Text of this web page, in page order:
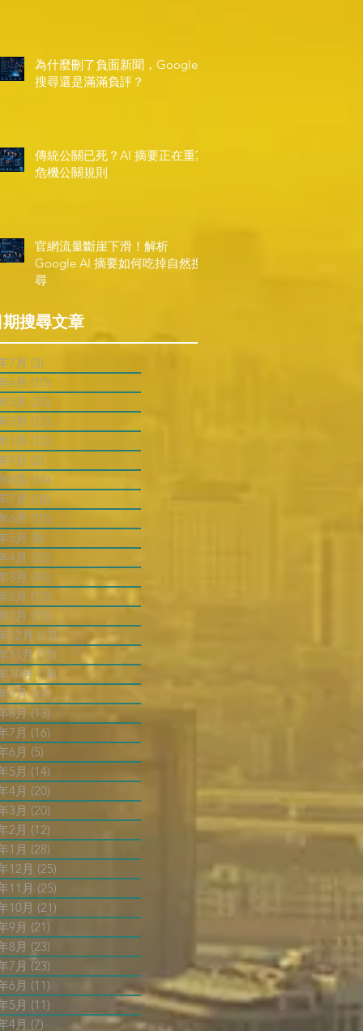
為什麼刪了負面新聞，Google
搜尋還是滿滿負評？
傳統公關已死？AI 摘要正在重寫
危機公關規則
官網流量斷崖下滑！解析
Google AI 摘要如何吃掉自然搜
尋
搜尋文章
7月 (3)
6月 (10)
5月 (23)
3月 (12)
1月 (12)
9月 (2)
8月 (14)
7月 (18)
6月 (10)
5月 (8)
4月 (23)
3月 (16)
2月 (13)
1月 (15)
12月 (17)
11月 (17) 17 篇文章
10月 (14)
9月 (14)
8月 (13)
7月 (16)
6月 (5)
5月 (14)
4月 (20)
3月 (20)
2月 (12)
1月 (28)
12月 (25)
11月 (25)
10月 (21)
9月 (21)
8月 (23)
7月 (23)
6月 (11)
5月 (11)
4月 (7) 7 篇文章